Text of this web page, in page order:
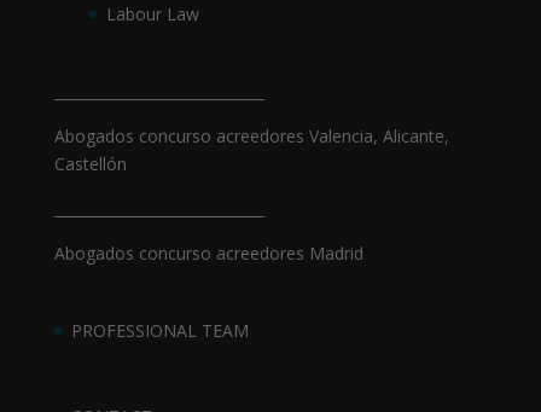
Labour Law
Abogados concurso acreedores Valencia, Alicante,
Castellón
Abogados concurso acreedores Madrid
PROFESSIONAL TEAM